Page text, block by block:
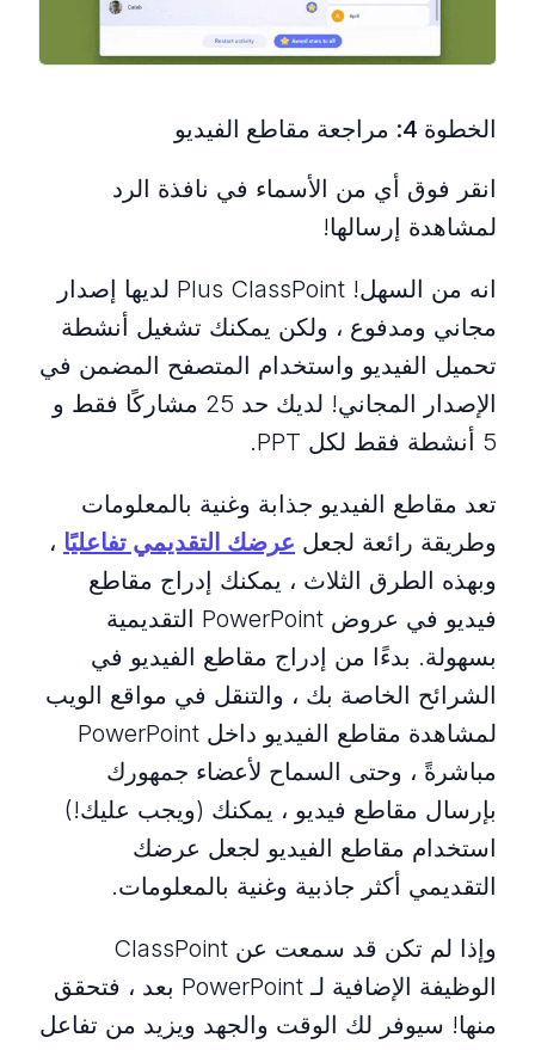
الخطوة 4: مراجعة مقاطع الفيديو
انقر فوق أي من الأسماء في نافذة الرد
لمشاهدة إرسالها!
انه من السهل! Plus ClassPoint لديها إصدار
مجاني ومدفوع ، ولكن يمكنك تشغيل أنشطة
تحميل الفيديو واستخدام المتصفح المضمن في
الإصدار المجاني! لديك حد 25 مشاركًا فقط و
5 أنشطة فقط لكل PPT.
تعد مقاطع الفيديو جذابة وغنية بالمعلومات
وطريقة رائعة لجعل عرضك التقديمي تفاعليًا ،
وبهذه الطرق الثلاث ، يمكنك إدراج مقاطع
فيديو في عروض PowerPoint التقديمية
بسهولة. بدءًا من إدراج مقاطع الفيديو في
الشرائح الخاصة بك ، والتنقل في مواقع الويب
لمشاهدة مقاطع الفيديو داخل PowerPoint
مباشرةً ، وحتى السماح لأعضاء جمهورك
بإرسال مقاطع فيديو ، يمكنك (ويجب عليك!)
استخدام مقاطع الفيديو لجعل عرضك
التقديمي أكثر جاذبية وغنية بالمعلومات.
وإذا لم تكن قد سمعت عن ClassPoint
الوظيفة الإضافية لـ PowerPoint بعد ، فتحقق
منها! سيوفر لك الوقت والجهد ويزيد من تفاعل